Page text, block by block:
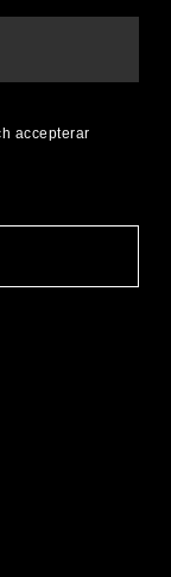
accepterar